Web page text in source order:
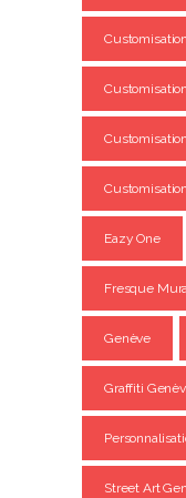
Eazy One
Fresque
Genève
Graffiti
Street Art